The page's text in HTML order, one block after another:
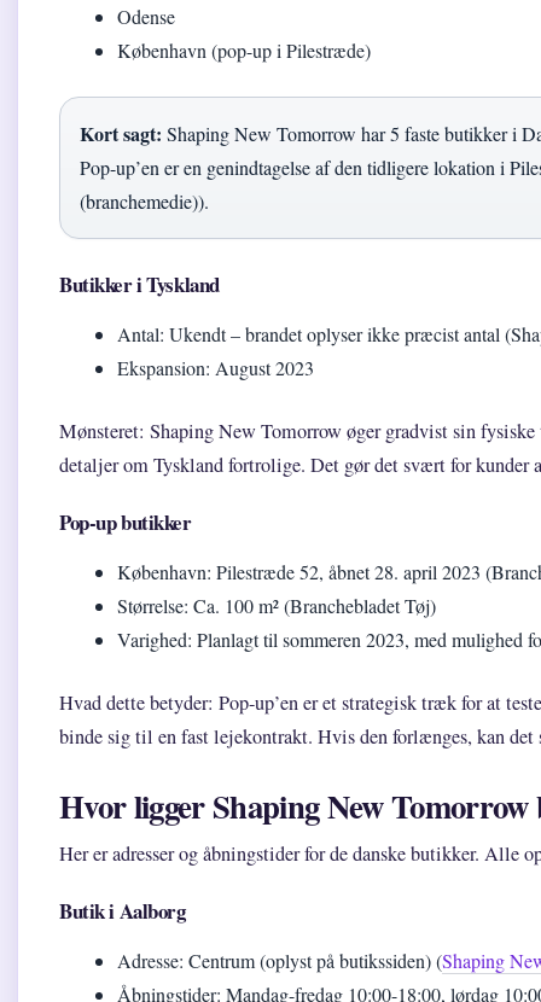
Odense
København (pop-up i Pilestræde)
Kort sagt: Shaping New Tomorrow har 5 faste butikker i
Pop-up’en er en genindtagelse af den tidligere lokation i
(branchemedie)).
Butikker i Tyskland
Antal: Ukendt – brandet oplyser ikke præcist antal
Ekspansion: August 2023
Mønsteret: Shaping New Tomorrow øger gradvist sin
detaljer om Tyskland fortrolige. Det gør det svært for kunder
Pop-up butikker
København: Pilestræde 52, åbnet 28. april 2023
Størrelse: Ca. 100 m² (Branchebladet Tøj)
Varighed: Planlagt til sommeren 2023, med mulighed
Hvad dette betyder: Pop-up’en er et strategisk træk for at
binde sig til en fast lejekontrakt. Hvis den forlænges, kan det
Hvor ligger Shaping New
Her er adresser og åbningstider for de danske butikker. Alle
Butik i Aalborg
Adresse: Centrum (oplyst på butikssiden) (Shaping
Åbningstider: Mandag-fredag 10:00-18:00, lørdag